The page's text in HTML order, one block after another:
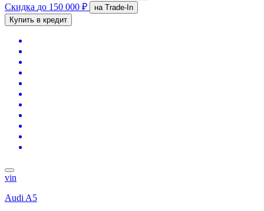
Скидка до 150 000 ₽
на Trade-In
Купить в кредит
vin
Audi A5